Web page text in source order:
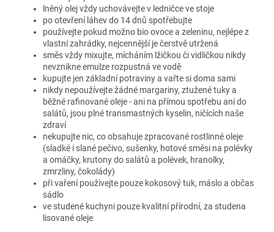
lněný olej vždy uchovávejte v ledničce ve stoje
po otevření láhev do 14 dnů spotřebujte
používejte pokud možno bio ovoce a zeleninu, nejlépe z
vlastní zahrádky, nejcennější je čerstvě utržená
směs vždy mixujte, mícháním lžičkou či vidličkou nikdy
nevznikne emulze rozpustná ve vodě
kupujte jen základní potraviny a vařte si doma sami
nikdy nepoužívejte žádné margariny, ztužené tuky a
běžné rafinované oleje - ani na přímou spotřebu ani do
salátů, jsou plné transmastných kyselin, ničících naše
zdraví
nekupujte nic, co obsahuje zpracované rostlinné oleje
(sladké i slané pečivo, sušenky, hotové směsi na polévky
a omáčky, krutony do salátů a polévek, hranolky,
zmrzliny, čokolády)
při vaření používejte pouze kokosový tuk, máslo a občas
sádlo
ve studené kuchyni pouze kvalitní přírodní, za studena
lisované oleje